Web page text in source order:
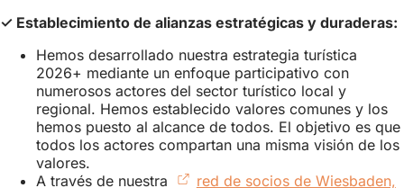
✓ Establecimiento de alianzas estratégicas y duraderas:
Hemos desarrollado nuestra estrategia turística
2026+ mediante un enfoque participativo con
numerosos actores del sector turístico local y
regional. Hemos establecido valores comunes y los
hemos puesto al alcance de todos. El objetivo es que
todos los actores compartan una misma visión de los
valores.
A través de nuestra
red de socios de Wiesbaden,